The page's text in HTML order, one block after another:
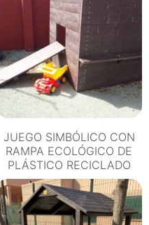
JUEGO SIMBÓLICO CON
RAMPA ECOLÓGICO DE
PLÁSTICO RECICLADO